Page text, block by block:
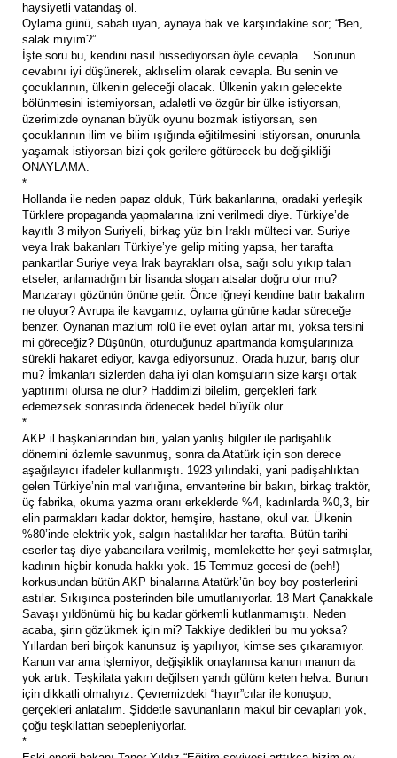
haysiyetli vatandaş ol.
Oylama günü, sabah uyan, aynaya bak ve karşındakine sor; “Ben,
salak mıyım?”
İşte soru bu, kendini nasıl hissediyorsan öyle cevapla… Sorunun
cevabını iyi düşünerek, aklıselim olarak cevapla. Bu senin ve
çocuklarının, ülkenin geleceği olacak. Ülkenin yakın gelecekte
bölünmesini istemiyorsan, adaletli ve özgür bir ülke istiyorsan,
üzerimizde oynanan büyük oyunu bozmak istiyorsan, sen
çocuklarının ilim ve bilim ışığında eğitilmesini istiyorsan, onurunla
yaşamak istiyorsan bizi çok gerilere götürecek bu değişikliği
ONAYLAMA.
*
Hollanda ile neden papaz olduk, Türk bakanlarına, oradaki yerleşik
Türklere propaganda yapmalarına izni verilmedi diye. Türkiye’de
kayıtlı 3 milyon Suriyeli, birkaç yüz bin Iraklı mülteci var. Suriye
veya Irak bakanları Türkiye’ye gelip miting yapsa, her tarafta
pankartlar Suriye veya Irak bayrakları olsa, sağı solu yıkıp talan
etseler, anlamadığın bir lisanda slogan atsalar doğru olur mu?
Manzarayı gözünün önüne getir. Önce iğneyi kendine batır bakalım
ne oluyor? Avrupa ile kavgamız, oylama gününe kadar süreceğe
benzer. Oynanan mazlum rolü ile evet oyları artar mı, yoksa tersini
mi göreceğiz? Düşünün, oturduğunuz apartmanda komşularınıza
sürekli hakaret ediyor, kavga ediyorsunuz. Orada huzur, barış olur
mu? İmkanları sizlerden daha iyi olan komşuların size karşı ortak
yaptırımı olursa ne olur? Haddimizi bilelim, gerçekleri fark
edemezsek sonrasında ödenecek bedel büyük olur.
*
AKP il başkanlarından biri, yalan yanlış bilgiler ile padişahlık
dönemini özlemle savunmuş, sonra da Atatürk için son derece
aşağılayıcı ifadeler kullanmıştı. 1923 yılındaki, yani padişahlıktan
gelen Türkiye’nin mal varlığına, envanterine bir bakın, birkaç traktör,
üç fabrika, okuma yazma oranı erkeklerde %4, kadınlarda %0,3, bir
elin parmakları kadar doktor, hemşire, hastane, okul var. Ülkenin
%80’inde elektrik yok, salgın hastalıklar her tarafta. Bütün tarihi
eserler taş diye yabancılara verilmiş, memlekette her şeyi satmışlar,
kadının hiçbir konuda hakkı yok. 15 Temmuz gecesi de (peh!)
korkusundan bütün AKP binalarına Atatürk’ün boy boy posterlerini
astılar. Sıkışınca posterinden bile umutlanıyorlar. 18 Mart Çanakkale
Savaşı yıldönümü hiç bu kadar görkemli kutlanmamıştı. Neden
acaba, şirin gözükmek için mi? Takkiye dedikleri bu mu yoksa?
Yıllardan beri birçok kanunsuz iş yapılıyor, kimse ses çıkaramıyor.
Kanun var ama işlemiyor, değişiklik onaylanırsa kanun manun da
yok artık. Teşkilata yakın değilsen yandı gülüm keten helva. Bunun
için dikkatli olmalıyız. Çevremizdeki “hayır”cılar ile konuşup,
gerçekleri anlatalım. Şiddetle savunanların makul bir cevapları yok,
çoğu teşkilattan sebepleniyorlar.
*